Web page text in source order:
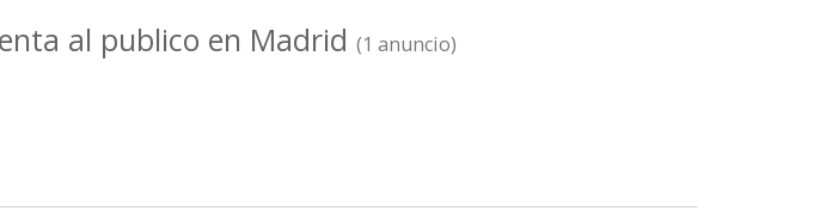
al publico en Madrid (1 anuncio)